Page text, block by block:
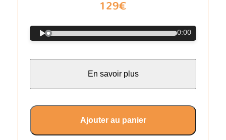
129€
0:00
En savoir plus
Ajouter au panier